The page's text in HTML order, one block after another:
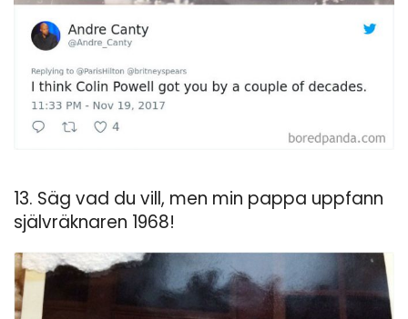
13. Säg vad du vill, men min pappa uppfann
självräknaren 1968!